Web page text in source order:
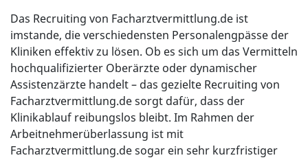
Das Recruiting von Facharztvermittlung.de ist
imstande, die verschiedensten Personalengpässe der
Kliniken effektiv zu lösen. Ob es sich um das Vermitteln
hochqualifizierter Oberärzte oder dynamischer
Assistenzärzte handelt – das gezielte Recruiting von
Facharztvermittlung.de sorgt dafür, dass der
Klinikablauf reibungslos bleibt. Im Rahmen der
Arbeitnehmerüberlassung ist mit
Facharztvermittlung.de sogar ein sehr kurzfristiger